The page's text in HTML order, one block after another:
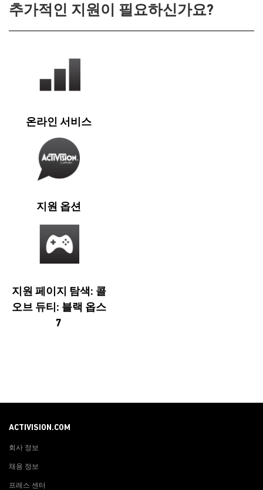
추가적인 지원이 필요하신가요?
온라인 서비스
지원 옵션
지원 페이지 탐색: 콜
오브 듀티: 블랙 옵스
7
ACTIVISION.COM
회사 정보
채용 정보
프레스 센터